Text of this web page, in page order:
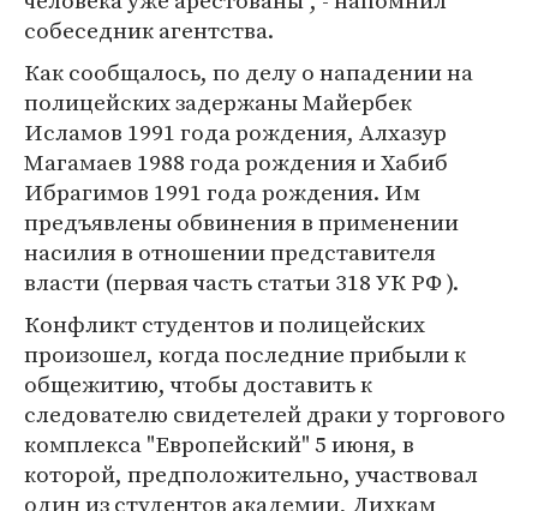
собеседник агентства.
Как сообщалось, по делу о нападении на
полицейских задержаны Майербек
Исламов 1991 года рождения, Алхазур
Магамаев 1988 года рождения и Хабиб
Ибрагимов 1991 года рождения. Им
предъявлены обвинения в применении
насилия в отношении представителя
власти (первая часть статьи 318 УК РФ ).
Конфликт студентов и полицейских
произошел, когда последние прибыли к
общежитию, чтобы доставить к
следователю свидетелей драки у торгового
комплекса "Европейский" 5 июня, в
которой, предположительно, участвовал
один из студентов академии, Дихкам